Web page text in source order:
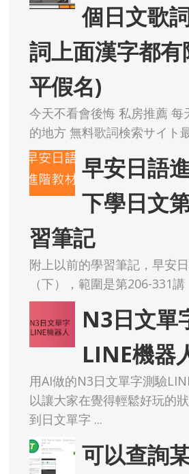
個日文歌
詞上面漢字都
平假名)
今天不看會後悔 私房推薦 每
的地方 無料歌詞検索サイト
早安日語
下學日文
習筆記
附上以前的學習筆記，早安
（下），範圍是第206-331講
N3日文單
LINE機器
用AI做的N3日文單字測驗
以讓大家在覺得輕鬆好玩的
到日文單字 ...
可以查詢